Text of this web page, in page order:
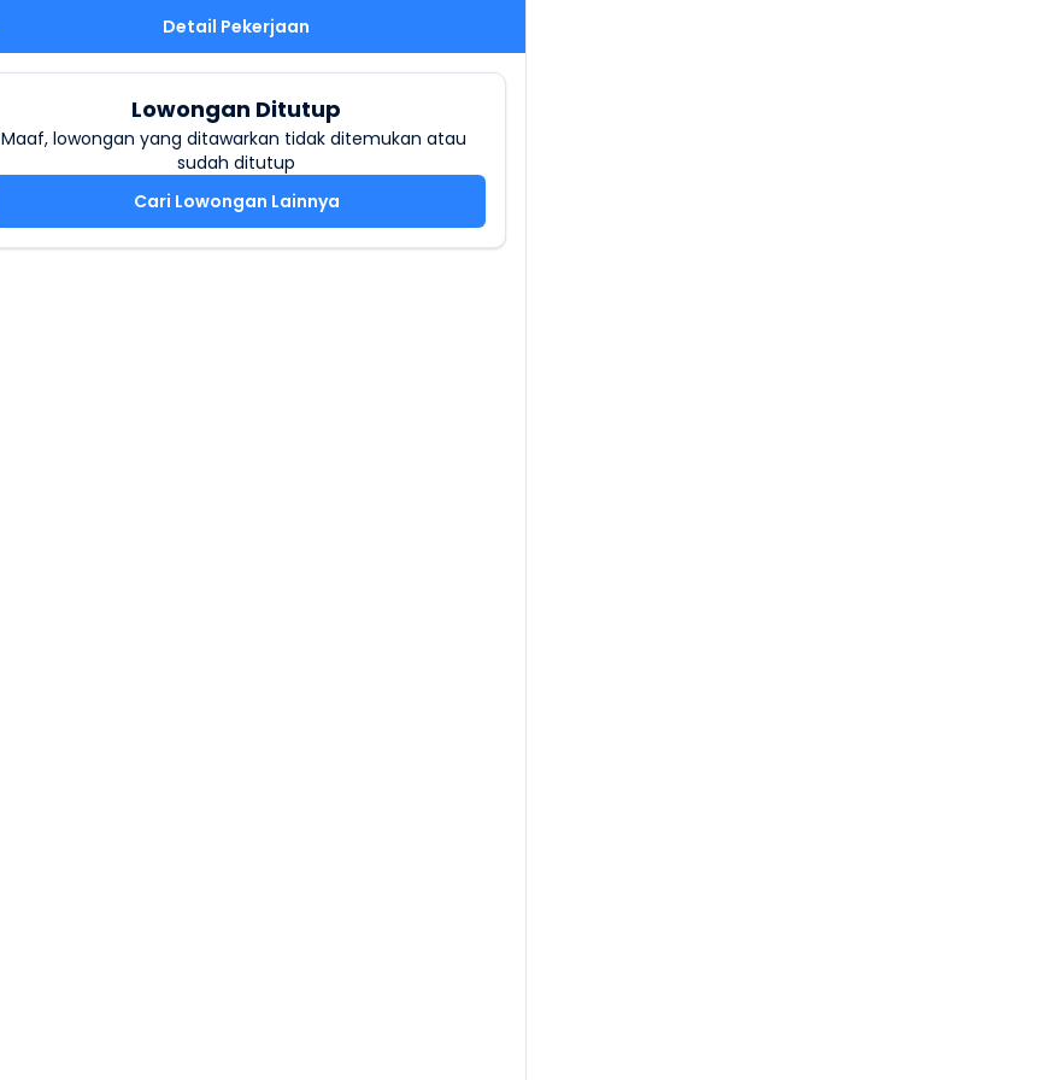
Detail Pekerjaan
Lowongan Ditutup
Maaf, lowongan yang ditawarkan tidak ditemukan atau
sudah ditutup
Cari Lowongan Lainnya